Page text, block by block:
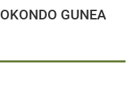
OKONDO GUNEA